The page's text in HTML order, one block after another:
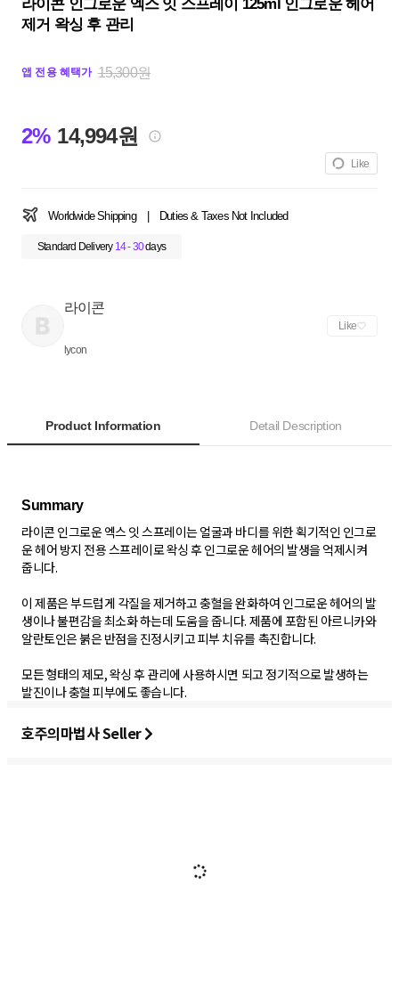
라이콘 인그로운 엑스 잇 스프레이 125ml 인그로운 헤어
제거 왁싱 후 관리
앱 전용 혜택가 15,300원
2% 14,994원
Like
Worldwide Shipping Duties & Taxes Not Included
Standard Delivery 14 - 30days
라이콘
lycon
Like
Product Information Detail Description
Summary
라이콘 인그로운 엑스 잇 스프레이는 얼굴과 바디를 위한 획기적인 인그로
운 헤어 방지 전용 스프레이로 왁싱 후 인그로운 헤어의 발생을 억제시켜
줍니다.
이 제품은 부드럽게 각질을 제거하고 충혈을 완화하여 인그로운 헤어의 발
생이나 불편감을 최소화 하는데 도움을 줍니다. 제품에 포함된 아르니카와
알란토인은 붉은 반점을 진정시키고 피부 치유를 촉진합니다.
모든 형태의 제모, 왁싱 후 관리에 사용하시면 되고 정기적으로 발생하는
발진이나 충혈 피부에도 좋습니다.
호주의마법사 Seller